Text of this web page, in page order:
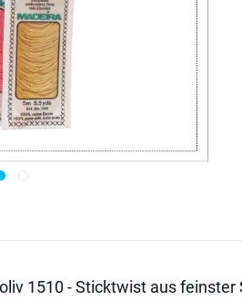
1510 - Sticktwist aus feinster